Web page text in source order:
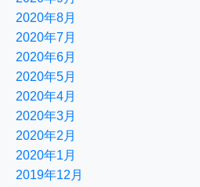
2020年8月
2020年7月
2020年6月
2020年5月
2020年4月
2020年3月
2020年2月
2020年1月
2019年12月